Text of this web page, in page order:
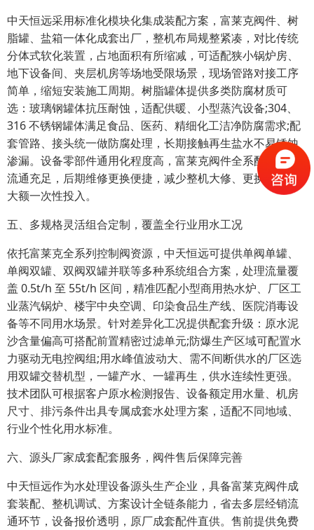
中天恒远采用标准化模块化集成装配方案，富莱克阀件、树
脂罐、盐箱一体化成套出厂，整机布局规整紧凑，对比传统
分体式软化装置，占地面积有所缩减，可适配狭小锅炉房、
地下设备间、夹层机房等场地受限场景，现场管路对接工序
简单，缩短安装施工周期。树脂罐体提供多类防腐材质可
选：玻璃钢罐体抗压耐蚀，适配供暖、小型蒸汽设备;304、
316 不锈钢罐体满足食品、医药、精细化工洁净防腐需求;配
套管路、接头统一做防腐处理，长期接触再生盐水不易锈蚀
渗漏。设备零部件通用化程度高，富莱克阀件全系配件市场
流通充足，后期维修更换便捷，减少整机大修、更换带来的
大额一次性投入。
五、多规格灵活组合定制，覆盖全行业用水工况
依托富莱克全系列控制阀资源，中天恒远可提供单阀单罐、
单阀双罐、双阀双罐并联等多种系统组合方案，处理流量覆
盖 0.5t/h 至 55t/h 区间，精准匹配小型商用热水炉、厂区工
业蒸汽锅炉、楼宇中央空调、印染食品生产线、医院消毒设
备等不同用水场景。针对差异化工况提供配套升级：原水泥
沙含量偏高可搭配前置精密过滤单元;防爆生产区域可配置水
力驱动无电控阀组;用水峰值波动大、需不间断供水的厂区选
用双罐交替机型，一罐产水、一罐再生，供水连续性更强。
技术团队可根据客户原水检测报告、设备额定用水量、机房
尺寸、排污条件出具专属成套水处理方案，适配不同地域、
行业个性化用水标准。
六、源头厂家成套配套服务，阀件售后保障完善
中天恒远作为水处理设备源头生产企业，具备富莱克阀件成
套装配、整机调试、方案设计全链条能力，省去多层经销流
通环节，设备报价透明，原厂成套配件直供。售前提供免费